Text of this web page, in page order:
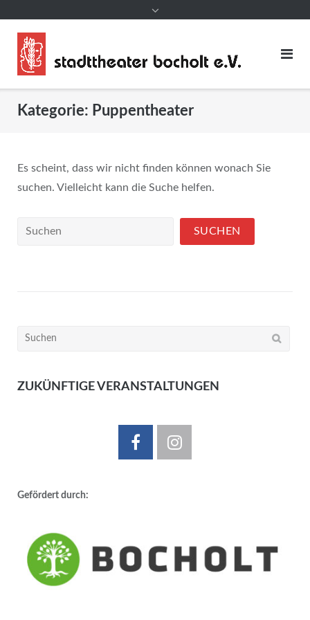
Kategorie: Puppentheater
Es scheint, dass wir nicht finden können wonach Sie
suchen. Vielleicht kann die Suche helfen.
Suchen
Suchen
ZUKÜNFTIGE VERANSTALTUNGEN
Gefördert durch: